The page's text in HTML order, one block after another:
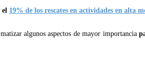
el 19% de los rescates en actividades en alta
algunos aspectos de mayor importancia